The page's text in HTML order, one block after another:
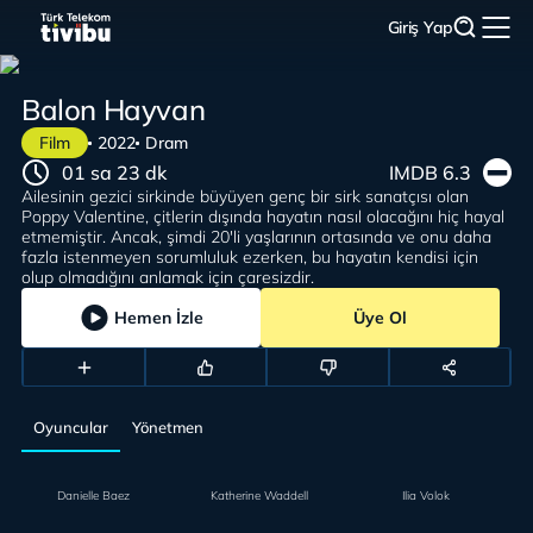
Giriş Yap
Film 2022 Dram
Balon Hayvan
Ailesinin gezici sirkinde büyüyen genç bir sirk sanatçısı olan
Poppy Valentine, çitlerin dışında hayatın nasıl olacağını hiç hayal
etmemiştir. Ancak, şimdi 20'li yaşlarının ortasında ve onu daha
fazla istenmeyen sorumluluk ezerken, bu hayatın kendisi için
olup olmadığını anlamak için çaresizdir.
01 sa 23 dk IMDB 6.3
Hemen İzle Üye Ol
Oyuncular Yönetmen
Danielle Baez Katherine Waddell Ilia Volok